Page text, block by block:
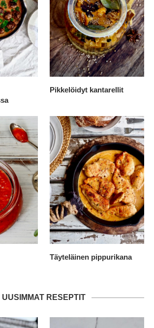
Pikkelöidyt kantarellit
Täyteläinen pippurikana
UUSIMMAT RESEPTIT